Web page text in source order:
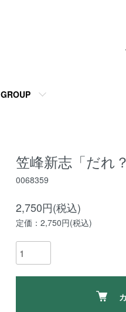
GROUP
笠峰新志「だれ
0068359
2,750円(税込)
定価：2,750円(税込)